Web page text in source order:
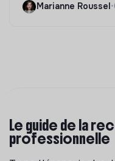
Marianne Roussel •
Le guide de la
professionnelle